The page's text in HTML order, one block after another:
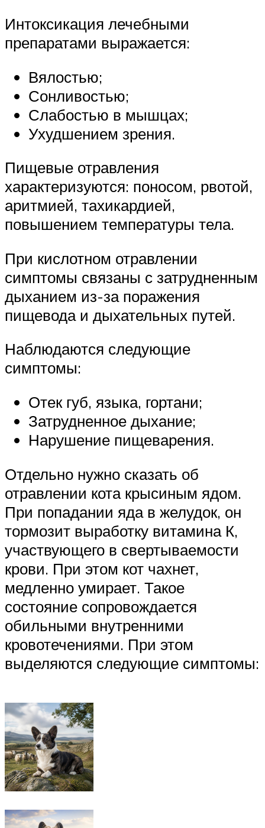
Интоксикация лечебными
препаратами выражается:
Вялостью;
Сонливостью;
Слабостью в мышцах;
Ухудшением зрения.
Пищевые отравления
характеризуются: поносом, рвотой,
аритмией, тахикардией,
повышением температуры тела.
При кислотном отравлении
симптомы связаны с затрудненным
дыханием из-за поражения
пищевода и дыхательных путей.
Наблюдаются следующие
симптомы:
Отек губ, языка, гортани;
Затрудненное дыхание;
Нарушение пищеварения.
Отдельно нужно сказать об
отравлении кота крысиным ядом.
При попадании яда в желудок, он
тормозит выработку витамина К,
участвующего в свертываемости
крови. При этом кот чахнет,
медленно умирает. Такое
состояние сопровождается
обильными внутренними
кровотечениями. При этом
выделяются следующие симптомы: